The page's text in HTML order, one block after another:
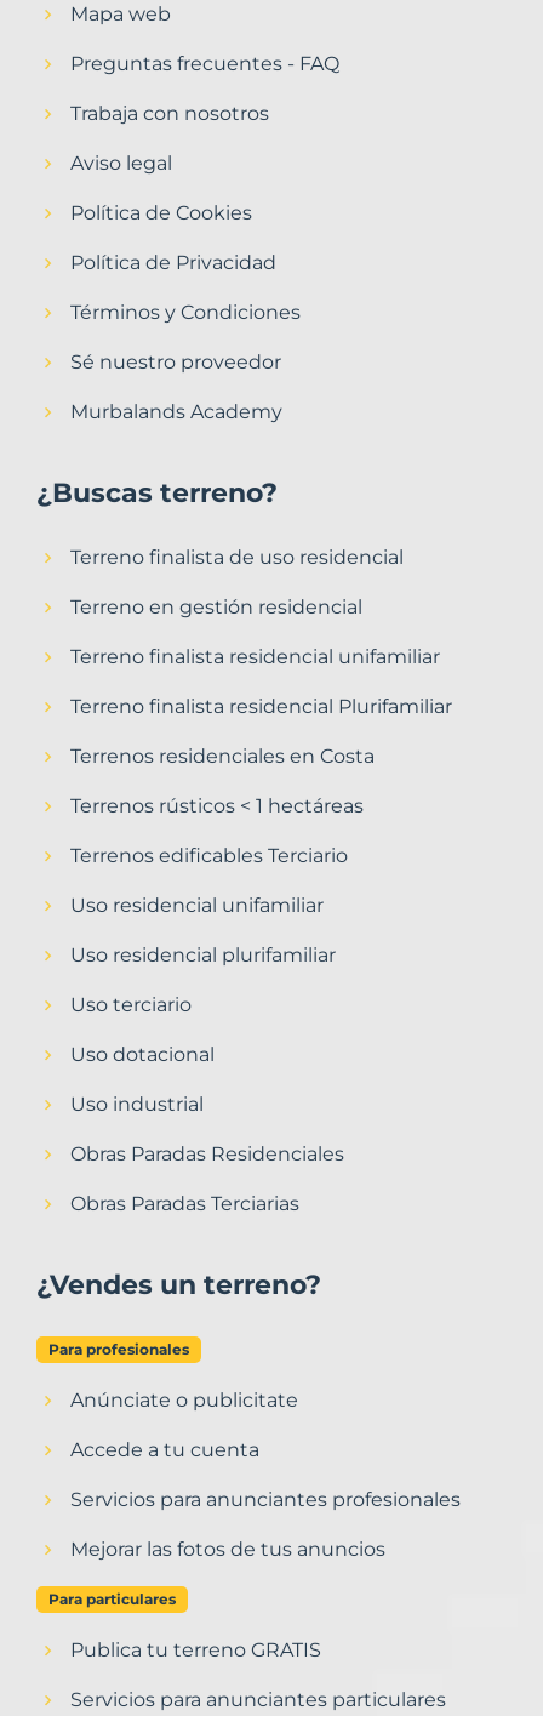
Mapa web
Preguntas frecuentes - FAQ
Trabaja con nosotros
Aviso legal
Política de Cookies
Política de Privacidad
Términos y Condiciones
Sé nuestro proveedor
Murbalands Academy
¿Buscas terreno?
Terreno finalista de uso residencial
Terreno en gestión residencial
Terreno finalista residencial unifamiliar
Terreno finalista residencial Plurifamiliar
Terrenos residenciales en Costa
Terrenos rústicos < 1 hectáreas
Terrenos edificables Terciario
Uso residencial unifamiliar
Uso residencial plurifamiliar
Uso terciario
Uso dotacional
Uso industrial
Obras Paradas Residenciales
Obras Paradas Terciarias
¿Vendes un terreno?
Para profesionales
Anúnciate o publicitate
Accede a tu cuenta
Servicios para anunciantes profesionales
Mejorar las fotos de tus anuncios
Para particulares
Publica tu terreno GRATIS
Servicios para anunciantes particulares